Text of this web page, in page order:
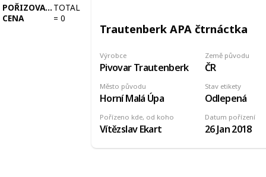
POŘIZOVACÍ
CENA
TOTAL
= 0
Trautenberk APA čtrnáctka
Výrobce
Pivovar Trautenberk
Země původu
ČR
Pořízeno kde, od koho
Vítězslav Ekart
Stav etikety
Odlepená
Datum pořízení
26 Jan 2018
Město původu
Horní Malá Úpa